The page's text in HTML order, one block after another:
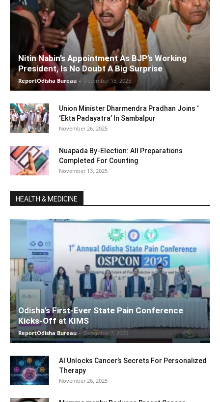
Nitin Nabin’s Appointment As BJP’s Working
President, Is No Doubt A Big Surprise
ReportOdisha Bureau - December 15, 2025
Union Minister Dharmendra Pradhan Joins ‘
‘Ekta Padayatra’ In Sambalpur
November 26, 2025
Nuapada By-Election: All Preparations
Completed For Counting
November 13, 2025
HEALTH & MEDICINE
Odisha’s First-Ever State Pain Conference
Kicks-Off at KIMS
ReportOdisha Bureau - December 7, 2025
AI Unlocks Cancer’s Secrets For Personalized
Therapy
November 26, 2025